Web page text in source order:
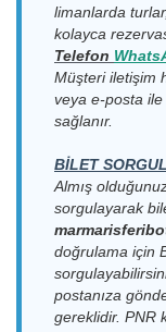
D-Marin
Turgutreis
Limanı > Kos
Limanı
D-Marin
Limanı > Kos
Limanı
D-Marin
Turgutreis
Limanı > Kos
Limanı
D-Marin
Turgutreis
Marin Turgutreis
Limanı
Kos Limanı > D-
Marin Turgutreis
Limanı
Marin Turgutreis
Limanı
Kos Limanı > D-
Marin Turgutreis
Limanı
Kos Limanı > D-
Marin Turgutreis
Limanı
limanlarda
kolayca
Telefon
Müşteri iletişim
veya e-posta
sağlanır.
BİLET
Almış
sorgulayarak
doğrulama için
postanıza
gereklidir. PNR